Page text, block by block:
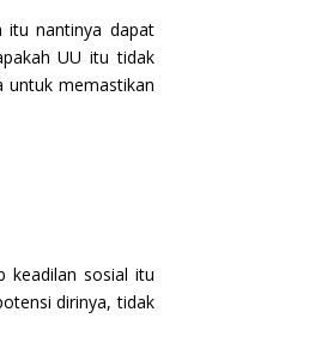
itu nantinya dapat
UU itu tidak
untuk memastikan
keadilan sosial itu
dirinya, tidak